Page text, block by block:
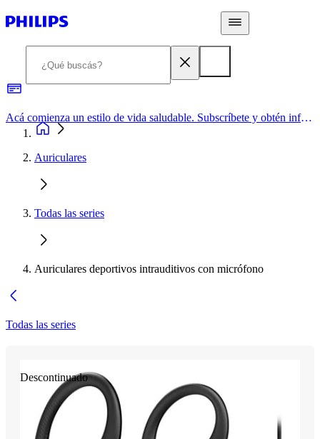
Acá comienza un estilo de vida saludable. Subscríbete y obtén información de primera mano
Auriculares
Todas las series
Auriculares deportivos intrauditivos con micrófono
Todas las series
Descontinuado